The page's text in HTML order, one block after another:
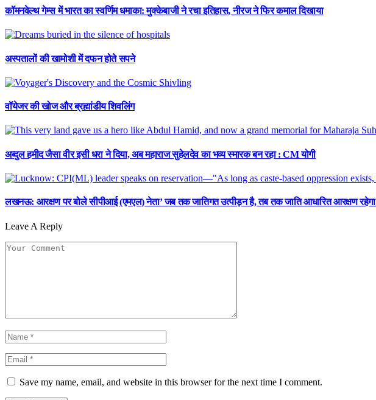
कॉमनवेल्थ गेम्स में भारत का स्वर्णिम धमाका: मुक्केबाजी ने रचा इतिहास, नीरज ने फिर कमाल दिखाया
अस्पतालों की खामोशी में दफन होते सपने
वॉयेजर की खोज और ब्रह्मांडीय शिवलिंग
अब्दुल हमीद जैसा वीर इसी धरा ने दिया, अब महाराज सुहेलदेव का भव्य स्मारक बन रहा : CM योगी
लखनऊ: आरक्षण पर बोले सीपीआई (एमएल) नेता’ जब तक जातिगत उत्पीड़न है, तब तक जाति आधारित आरक्षण
Leave A Reply
Save my name, email, and website in this browser for the next time I comment.